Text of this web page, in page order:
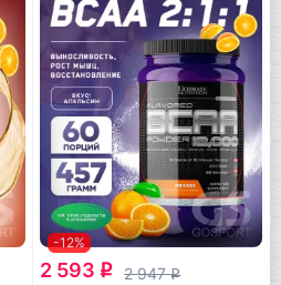
-12%
2 593 q 2 947q